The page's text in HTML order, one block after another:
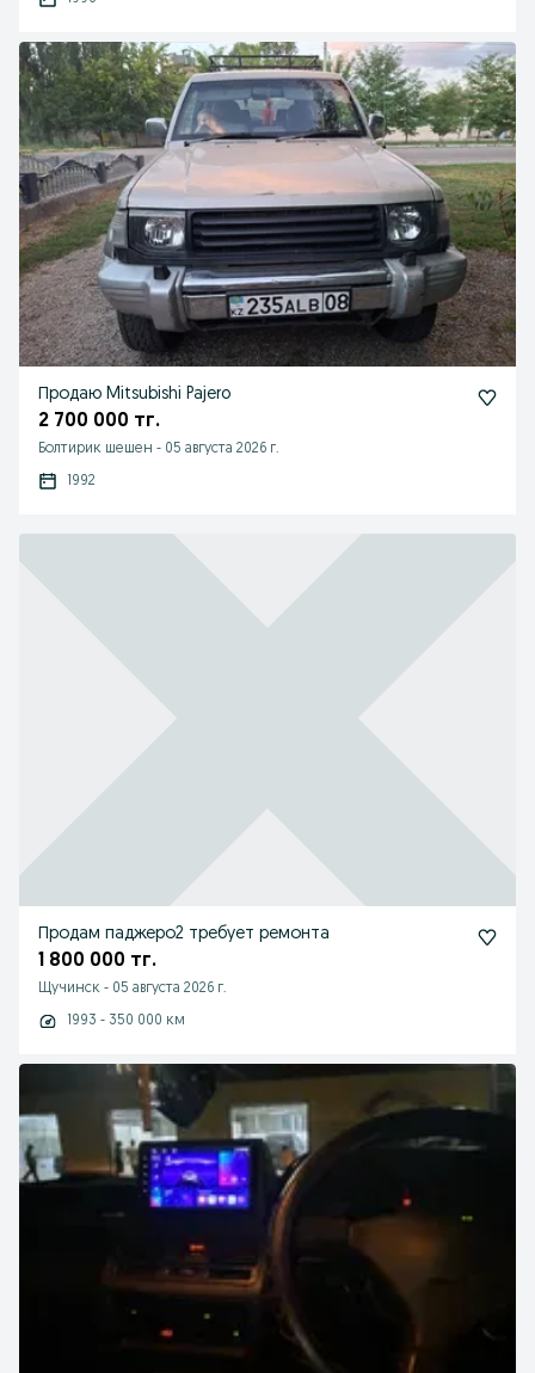
Продаю Mitsubishi Pajero
2 700 000 тг.
Болтирик шешен - 05 августа 2026 г.
1992
Продам паджеро2 требует ремонта
1 800 000 тг.
Щучинск - 05 августа 2026 г.
1993 - 350 000 км